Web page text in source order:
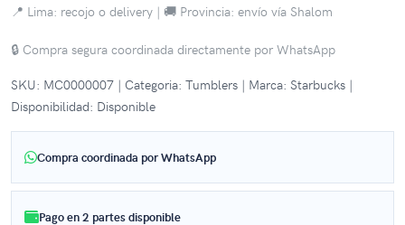
📍 Lima: recojo o delivery | 🚚 Provincia: envío vía Shalom
🔒 Compra segura coordinada directamente por WhatsApp
SKU: MC0000007 | Categoria: Tumblers | Marca: Starbucks |
Disponibilidad: Disponible
Compra coordinada por WhatsApp
Pago en 2 partes disponible